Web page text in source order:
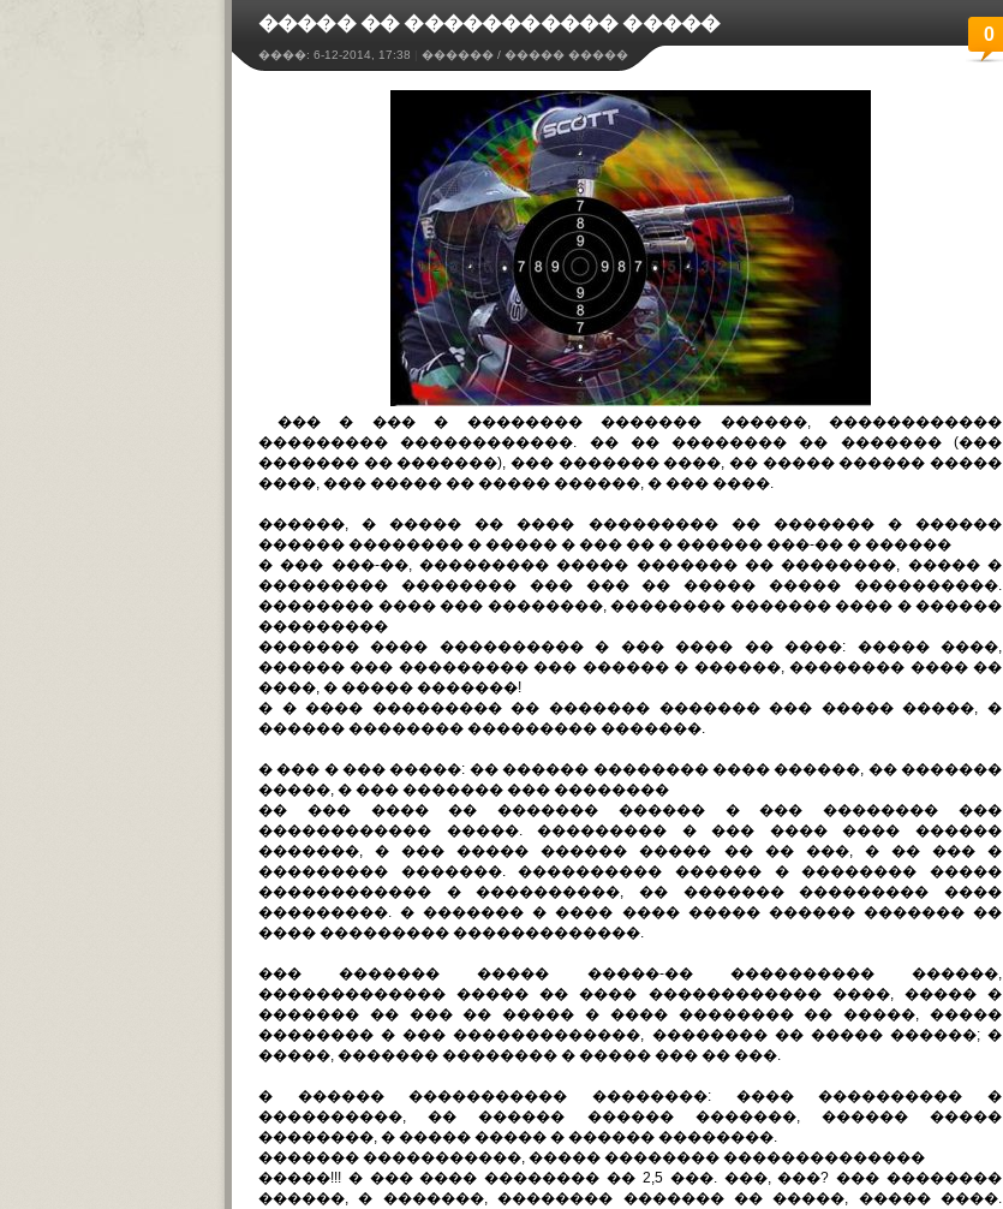
����� �� ����������� �����
����: 6-12-2014, 17:38 ������ / ����� �����
0
��� � ��� � �������� ������� ������, ������������
��������� ������������. �� �� �������� �� ������� (���
������� �� �������), ��� ������� ����, �� ����� ������ �����
����, ��� ����� �� ����� ������, � ��� ����.
������, � ����� �� ���� ��������� �� ������� � ������
������ �������� � ����� � ��� �� � ������ ���-�� � ������
� ��� ���-��, ��������� ����� ������� �� ��������, ����� �
��������� �������� ��� ��� �� ����� ����� ����������.
�������� ���� ��� ��������, �������� ������� ���� � ������
���������
������� ���� ���������� � ��� ���� �� ����: ����� ����,
������ ��� ��������� ��� ������ � ������, �������� ���� ��
����, � ����� �������!
� � ���� ��������� �� ������� ������� ��� ����� �����, �
������ �������� ��������� �������.
� ��� � ��� �����: �� ������ �������� ���� ������, �� �������
�����, � ��� ������� ��� ��������
�� ��� ���� �� ������� ������ � ��� �������� ���
������������ �����. ��������� � ��� ���� ���� ������
�������, � ��� ����� ������ ����� �� �� ���, � �� ��� �
��������� �������. ���������� ������ � �������� �����
������������ � ����������, �� ������� ��������� ����
���������. � ������� � ���� ���� ����� ������ ������� ��
���� ��������� �������������.
��� ������� ����� �����-�� ���������� ������,
������������� ����� �� ���� ������������ ����, ����� �
������� �� ��� �� ����� � ���� �������� �� �����, �����
�������� � ��� �������������, �������� �� ����� ������; �
�����, ������� �������� � ����� ��� �� ���.
� ������ ����������� ��������: ���� ���������� �
����������, �� ������ ������ �������, ������ �����
��������, � ����� ����� � ������ ��������.
������� �����������, ����� �������� ��������������
�����!!! � ��� ���� �������� �� 2,5 ���. ���, ���? ��� ��������
������, � �������, �������� ������� �� �����, ����� ����.